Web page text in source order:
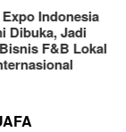
Indonesia
Dibuka, Jadi
F&B Lokal